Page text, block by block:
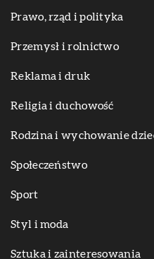
Prawo, rząd i polityka
Przemysł i rolnictwo
Reklama i druk
Religia i duchowość
Rodzina i wychowanie
Społeczeństwo
Sport
Styl i moda
Sztuka i zainteresowania